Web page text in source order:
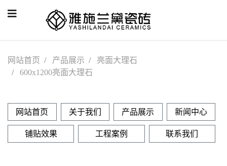
网站首页 产品展示
亮面大理石
600x1200亮面大理石
网站首页 关于我们 产品展示 新闻中心
铺贴效果 工程案例 联系我们